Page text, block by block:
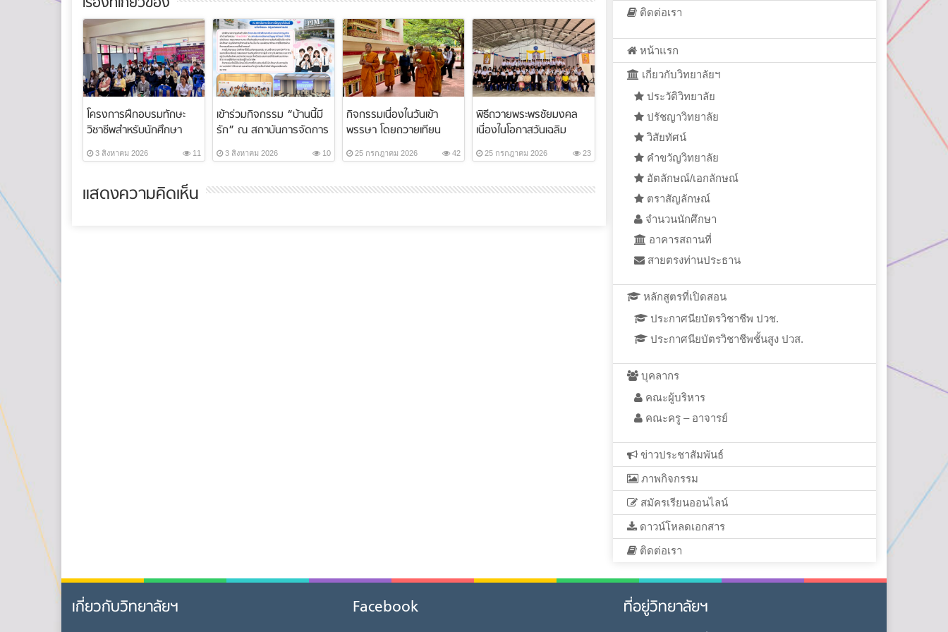
โครงการฝึกอบรมทักษะ
วิชาชีพสำหรับนักศึกษา
ระบบทวิภาคี ภา...
3 สิงหาคม 2026 11
เข้าร่วมกิจกรรม “บ้านนี้มี
รัก” ณ สถาบันการจัดการ
ปัญญาภ...
3 สิงหาคม 2026 10
กิจกรรมเนื่องในวันเข้า
พรรษา โดยถวายเทียน
พรรษา สังฆทาน ...
25 กรกฎาคม 2026 42
พิธีถวายพระพรชัยมงคล
เนื่องในโอกาสวันเฉลิม
พระชนมพรรษา ...
25 กรกฎาคม 2026 23
แสดงความคิดเห็น
ติดต่อเรา
หน้าแรก
เกี่ยวกับวิทยาลัยฯ
ประวัติวิทยาลัย
ปรัชญาวิทยาลัย
วิสัยทัศน์
คำขวัญวิทยาลัย
อัตลักษณ์/เอกลักษณ์
ตราสัญลักษณ์
จำนวนนักศึกษา
อาคารสถานที่
สายตรงท่านประธาน
หลักสูตรที่เปิดสอน
ประกาศนียบัตรวิชาชีพ ปวช.
ประกาศนียบัตรวิชาชีพชั้นสูง ปวส.
บุคลากร
คณะผู้บริหาร
คณะครู – อาจารย์
ข่าวประชาสัมพันธ์
ภาพกิจกรรม
สมัครเรียนออนไลน์
ดาวน์โหลดเอกสาร
ติดต่อเรา
เกี่ยวกับวิทยาลัยฯ Facebook ที่อยู่วิทยาลัยฯ